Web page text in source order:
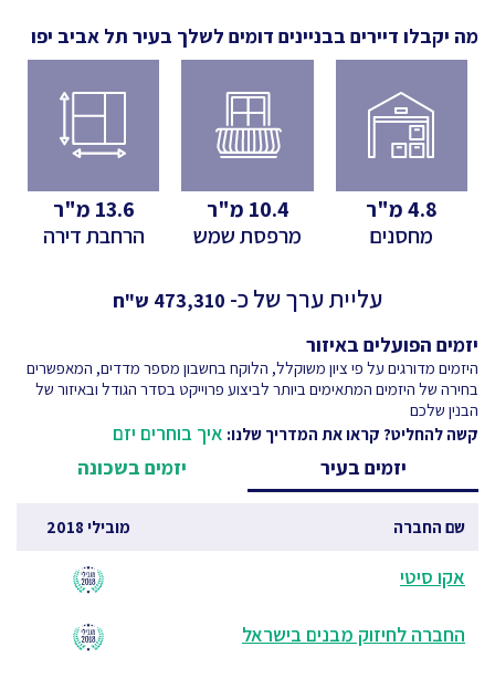
מה יקבלו דיירים בבניינים דומים לשלך בעיר תל אביב יפו
4.8מ"ר
מחסנים
10.4 מ"ר
מרפסת שמש
13.6 מ"ר
הרחבת דירה
עליית ערך של כ-
ש"ח
יזמים הפועלים באיזור
היזמים מדורגים על פי ציון משוקלל, הלוקח בחשבון מספר מדדים, המאפשרים
בחירה של היזמים המתאימים ביותר לביצוע פרוייקט בסדר הגודל ובאיזור של
הבנין שלכם
קשה להחליט? קראו את המדריך שלנו: איך בוחרים יזם
יזמים בעיר
יזמים בשכונה
שם החברה מובילי 2018
אקו סיטי
החברה לחיזוק מבנים בישראל